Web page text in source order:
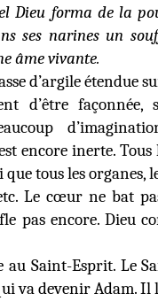
Dieu forma de la
ses narines un
âme vivante.
d’argile étendue
d’être façonnée,
encore inerte. Tous
tous les organes,
Le cœur ne bat
pas encore. Dieu
au Saint-Esprit. Le
va devenir Adam.